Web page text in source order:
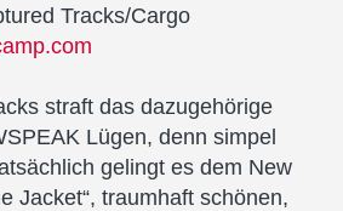
Tracks/Cargo
straft das dazugehörige
Lügen, denn simpel
gelingt es dem New
Jacket“, traumhaft schönen,